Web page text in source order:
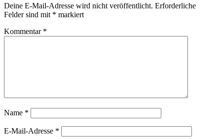
Deine E-Mail-Adresse wird nicht veröffentlicht. Erforderliche
Felder sind mit * markiert
Kommentar *
Name *
E-Mail-Adresse *